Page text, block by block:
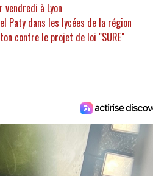
à Lyon
Paty dans les lycées de la région
contre le projet de loi "SURE"